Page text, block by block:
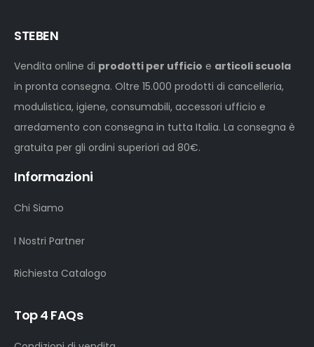
STEBEN
Vendita online di prodotti per ufficio e articoli scuola
in pronta consegna. Oltre 15.000 prodotti di cancelleria,
modulistica, igiene, consumabili, accessori ufficio e
arredamento con consegna in tutta Italia. La consegna è
gratuita per gli ordini superiori ad 80€.
Informazioni
Chi Siamo
I Nostri Partner
Richiesta Catalogo
Top 4 FAQs